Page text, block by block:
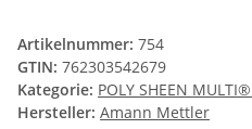
Artikelnummer: 754
GTIN: 762303542679
Kategorie: POLY SHEEN
Hersteller: Amann Mettler